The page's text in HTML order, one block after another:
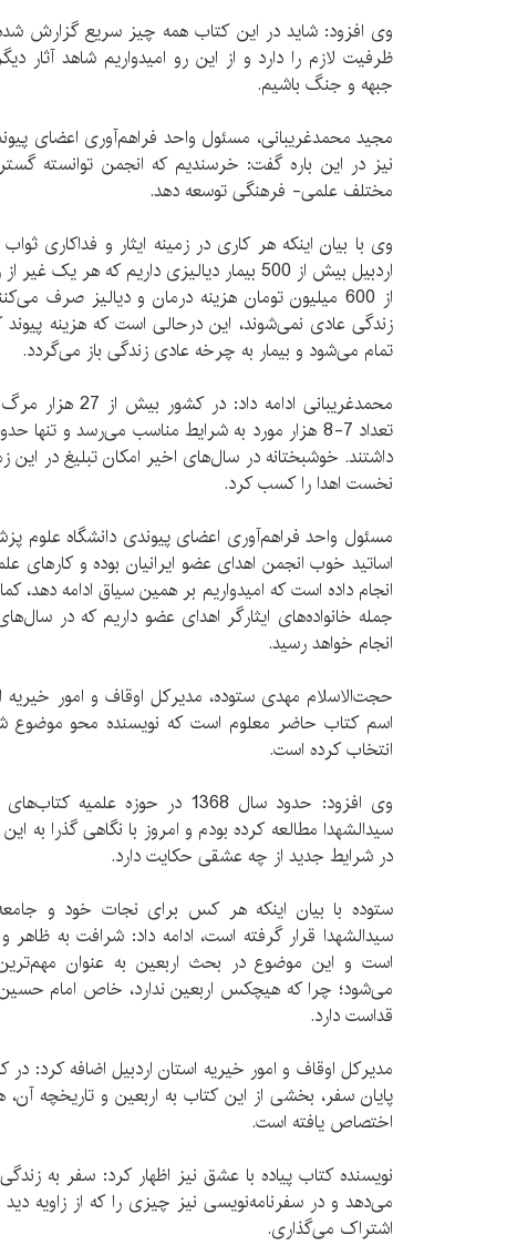
وی افزود: شاید در این کتاب همه چیز سریع گزارش
ظرفیت لازم را دارد و از این رو امیدواریم شاهد
جبهه و جنگ باشیم.
مجید محمدغریبانی، مسئول واحد فراهم‌آوری اعضای
نیز در این باره گفت: خرسندیم که انجمن توانسته
مختلف علمی- فرهنگی توسعه دهد.
وی با بیان اینکه هر کاری در زمینه ایثار و فداکاری
اردبیل بیش از 500 بیمار دیالیزی داریم که
از 600 میلیون تومان هزینه درمان و دیالیز صرف
تمام می‌شود و بیمار به چرخه عادی زندگی باز می‌گردد.
محمدغریبانی ادامه
داشتند. خوشبختانه در سال‌های اخیر امکان تبلیغ در این
نخست اهدا را کسب کرد.
مسئول واحد فراهم‌آوری اعضای پیوندی دانشگاه علوم
اساتید خوب انجمن اهدای عضو ایرانیان بوده و
انجام داده است که امیدواریم بر همین سیاق ادامه دهد،
جمله خانواده‌های ایثارگر اهدای عضو داریم که در
انجام خواهد رسید.
حجت‌الاسلام مهدی ستوده، مدیرکل اوقاف و امور خیریه
اسم کتاب حاضر معلوم است که نویسنده محو موضوع
انتخاب کرده است.
وی افزود: حدود سال 1368 در حوزه
سیدالشهدا مطالعه کرده بودم و امروز با نگاهی گذرا
در شرایط جدید از چه عشقی حکایت دارد.
ستوده با بیان اینکه هر کس برای نجات خود و
سیدالشهدا قرار گرفته است، ادامه داد: شرافت به
است و این موضوع در بحث اربعین به عنوان
می‌شود؛ چرا که هیچکس اربعین ندارد، خاص امام
قداست دارد.
مدیرکل اوقاف و امور خیریه استان اردبیل اضافه کرد: در
پایان سفر، بخشی از این کتاب به اربعین و تاریخچه
اختصاص یافته است.
نویسنده کتاب پیاده با عشق نیز اظهار کرد: سفر به
می‌دهد و در سفرنامه‌نویسی نیز چیزی را که از زاویه
اشتراک می‌گذاری.